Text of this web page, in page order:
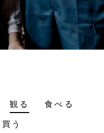
観る 食べる
買う